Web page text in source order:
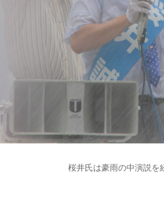
桜井氏は豪雨の中演説を